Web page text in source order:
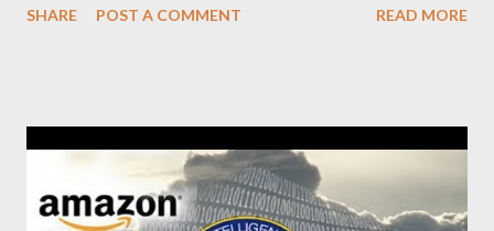
has doubled down on his threat to cut aid to Honduras, El
spoke with two Central American-born activists, Patricia
Montes of Centro Presente and Oscar Chacón of Alianza
Americas. As Chacón pointed out: US foreign aid is not what
SHARE POST A COMMENT READ MORE